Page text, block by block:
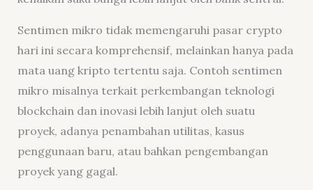
Sentimen mikro tidak memengaruhi pasar crypto
hari ini secara komprehensif, melainkan hanya pada
mata uang kripto tertentu saja. Contoh sentimen
mikro misalnya terkait perkembangan teknologi
blockchain dan inovasi lebih lanjut oleh suatu
proyek, adanya penambahan utilitas, kasus
penggunaan baru, atau bahkan pengembangan
proyek yang gagal.